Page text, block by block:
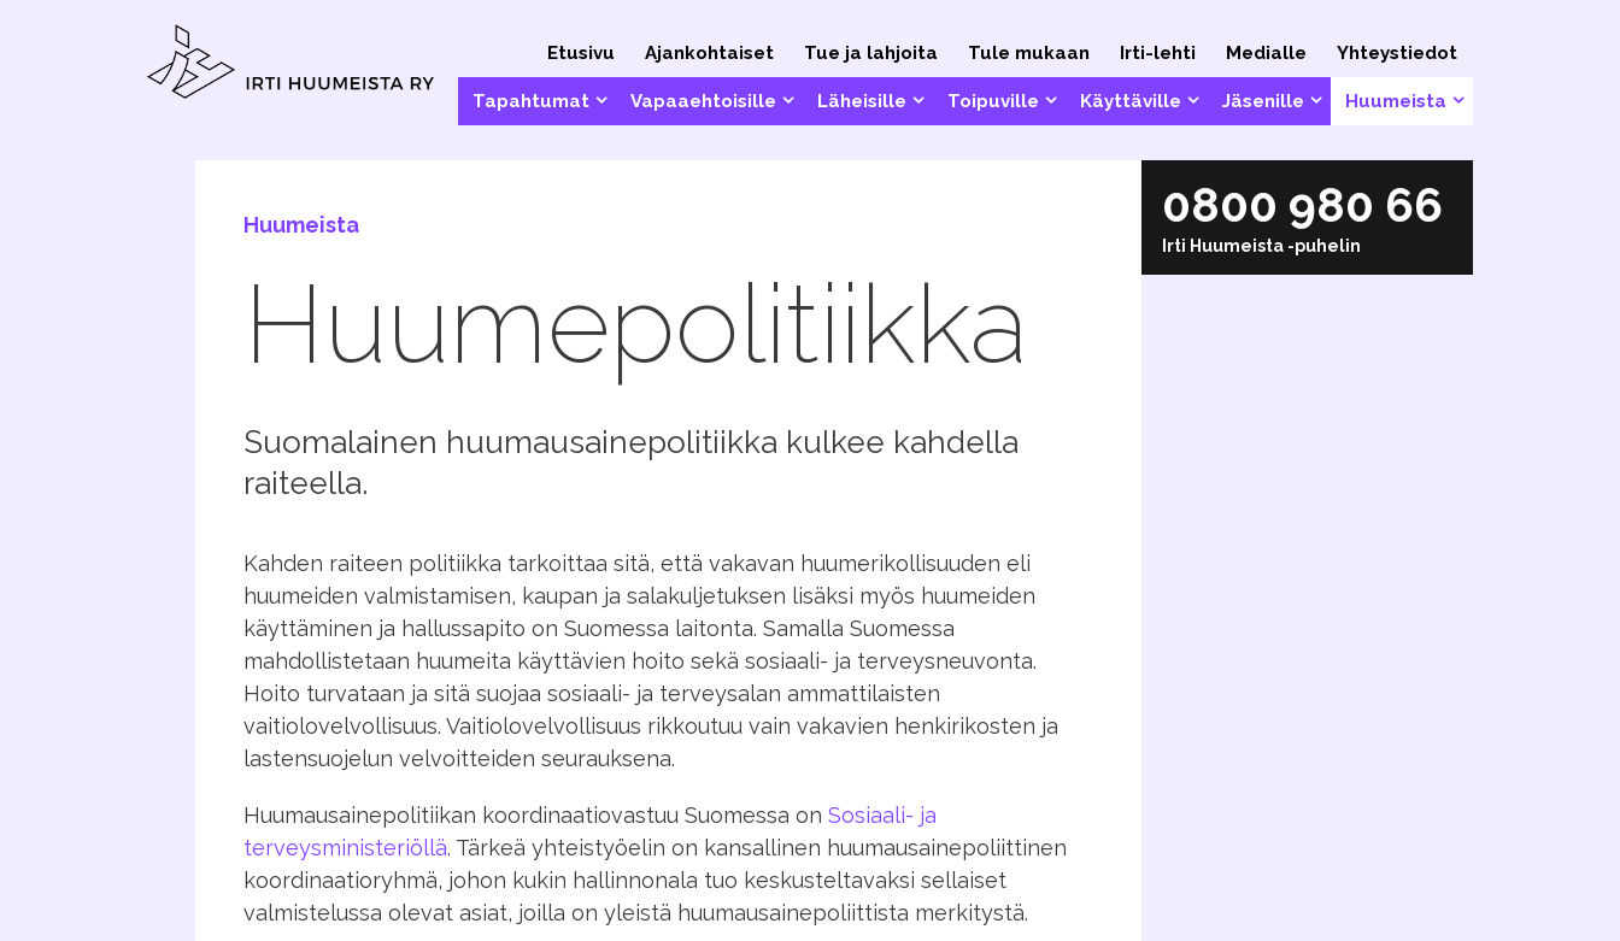
Etusivu Ajankohtaiset Tue ja lahjoita Tule mukaan Irti-lehti Medialle Yhteystiedot
Tapahtumat Vapaa­ehtoisille Läheisille Toipuville Käyttäville Jäsenille Huumeista
Huumeista
Huume­politiikka
Suomalainen huumausainepolitiikka kulkee kahdella
raiteella.
Kahden raiteen politiikka tarkoittaa sitä, että vakavan huumerikollisuuden eli
huumeiden valmistamisen, kaupan ja salakuljetuksen lisäksi myös huumeiden
käyttäminen ja hallussapito on Suomessa laitonta. Samalla Suomessa
mahdollistetaan huumeita käyttävien hoito sekä sosiaali- ja terveysneuvonta.
Hoito turvataan ja sitä suojaa sosiaali- ja terveysalan ammattilaisten
vaitiolovelvollisuus. Vaitiolovelvollisuus rikkoutuu vain vakavien henkirikosten ja
lastensuojelun velvoitteiden seurauksena.
Huumausainepolitiikan koordinaatiovastuu Suomessa on Sosiaali- ja
terveysministeriöllä. Tärkeä yhteistyöelin on kansallinen huumausainepoliittinen
koordinaatioryhmä, johon kukin hallinnonala tuo keskusteltavaksi sellaiset
valmistelussa olevat asiat, joilla on yleistä huumausainepoliittista merkitystä.
0800 980 66
Irti Huumeista -puhelin